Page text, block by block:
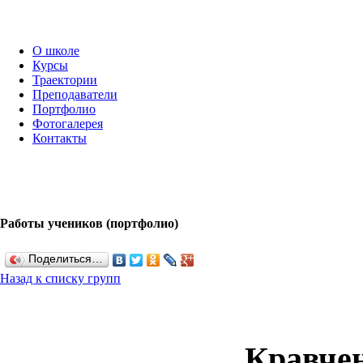
О школе
Курсы
Траектории
Преподаватели
Портфолио
Фотогалерея
Контакты
Работы учеников (портфолио)
Поделиться…
Назад к списку групп